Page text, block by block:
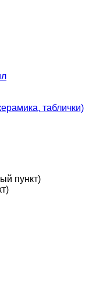
таблички)
пункт)